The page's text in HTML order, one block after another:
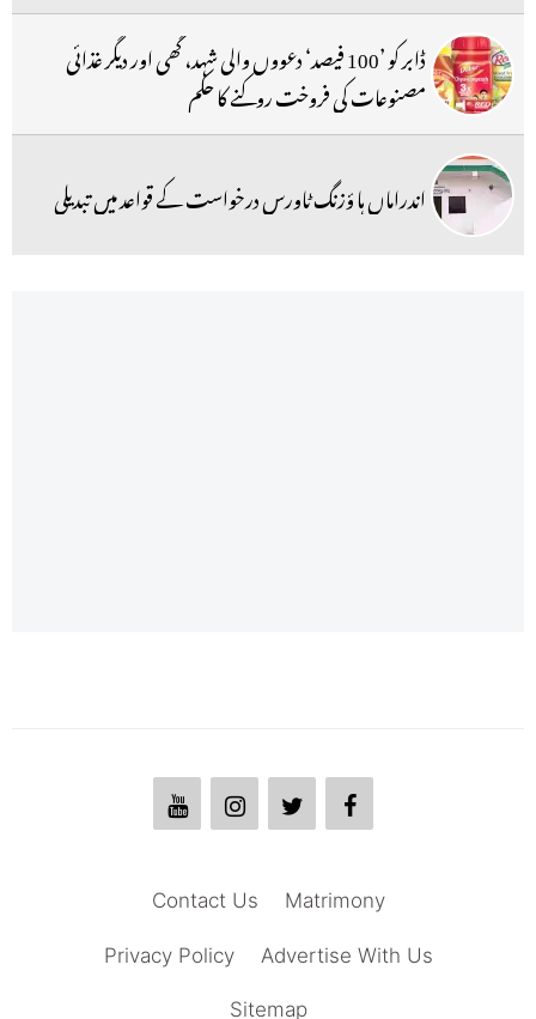
ڈابر کو ’100 فیصد‘ دعووں والی شہد، گھی اور دیگر غذائی
مصنوعات کی فروخت روکنے کا حکم
اندراماں ہا ؤزنگ ٹاورس درخواست کے قواعد میں تبدیلی
Matrimony
Contact Us
Advertise With Us
Privacy Policy
Sitemap